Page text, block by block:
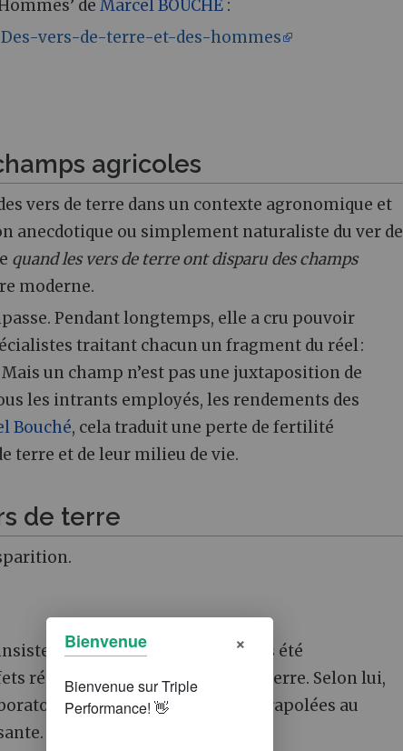
de Marcel BOUCHE :
vers-de-terre-et-des-hommes
agricoles
vers de terre dans un contexte agronomique et
anecdotique ou simplement naturaliste du ver de
quand les vers de terre ont disparu des champs
moderne.
Pendant longtemps, elle a cru pouvoir
traitant chacun un fragment du réel :
un champ n’est pas une juxtaposition de
les intrants employés, les rendements des
Bouché, cela traduit une perte de fertilité
terre et de leur milieu de vie.
de terre
sur le fait qu’ils n’ont jamais été
réels sur les sols et les vers de terre. Selon lui,
dans des boîtes, puis extrapolées au
Bienvenue ×